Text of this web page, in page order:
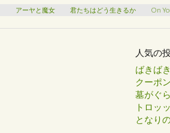
アーヤと魔女 君たちはどう生きるか On
人気の
ばきば
クーポ
墓がぐ
トロッ
となり